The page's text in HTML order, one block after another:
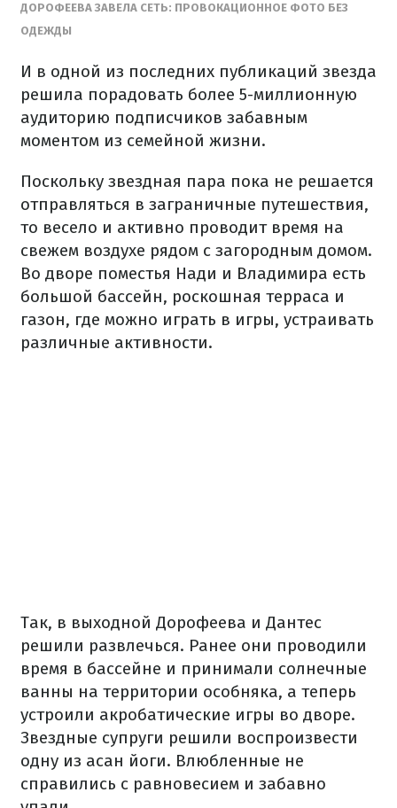
ДОРОФЕЕВА ЗАВЕЛА СЕТЬ: ПРОВОКАЦИОННОЕ ФОТО БЕЗ
ОДЕЖДЫ
И в одной из последних публикаций звезда
решила порадовать более 5-миллионную
аудиторию подписчиков забавным
моментом из семейной жизни.
Поскольку звездная пара пока не решается
отправляться в заграничные путешествия,
то весело и активно проводит время на
свежем воздухе рядом с загородным домом.
Во дворе поместья Нади и Владимира есть
большой бассейн, роскошная терраса и
газон, где можно играть в игры, устраивать
различные активности.
Так, в выходной Дорофеева и Дантес
решили развлечься. Ранее они проводили
время в бассейне и принимали солнечные
ванны на территории особняка, а теперь
устроили акробатические игры во дворе.
Звездные супруги решили воспроизвести
одну из асан йоги. Влюбленные не
справились с равновесием и забавно